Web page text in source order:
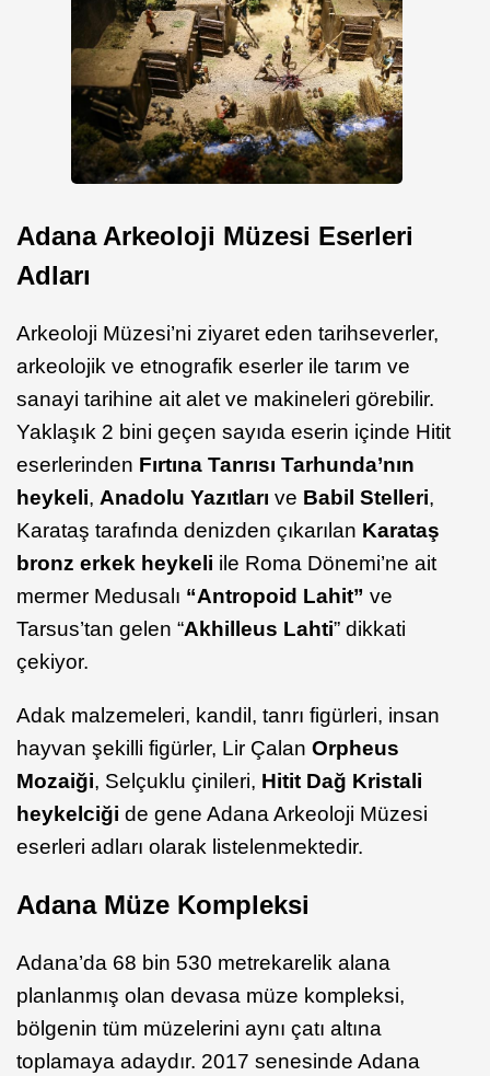
Adana Arkeoloji Müzesi Eserleri
Adları
Arkeoloji Müzesi’ni ziyaret eden tarihseverler,
arkeolojik ve etnografik eserler ile tarım ve
sanayi tarihine ait alet ve makineleri görebilir.
Yaklaşık 2 bini geçen sayıda eserin içinde Hitit
eserlerinden Fırtına Tanrısı Tarhunda’nın
heykeli, Anadolu Yazıtları ve Babil Stelleri,
Karataş tarafında denizden çıkarılan Karataş
bronz erkek heykeli ile Roma Dönemi’ne ait
mermer Medusalı “Antropoid Lahit” ve
Tarsus’tan gelen “Akhilleus Lahti” dikkati
çekiyor.
Adak malzemeleri, kandil, tanrı figürleri, insan
hayvan şekilli figürler, Lir Çalan Orpheus
Mozaiği, Selçuklu çinileri, Hitit Dağ Kristali
heykelciği de gene Adana Arkeoloji Müzesi
eserleri adları olarak listelenmektedir.
Adana Müze Kompleksi
Adana’da 68 bin 530 metrekarelik alana
planlanmış olan devasa müze kompleksi,
bölgenin tüm müzelerini aynı çatı altına
toplamaya adaydır. 2017 senesinde Adana